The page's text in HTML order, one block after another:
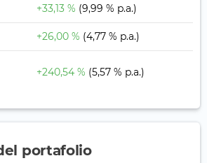
+33,13 % (9,99 % p.a.)
+26,00 % (4,77 % p.a.)
+240,54 % (5,57 % p.a.)
portafolio